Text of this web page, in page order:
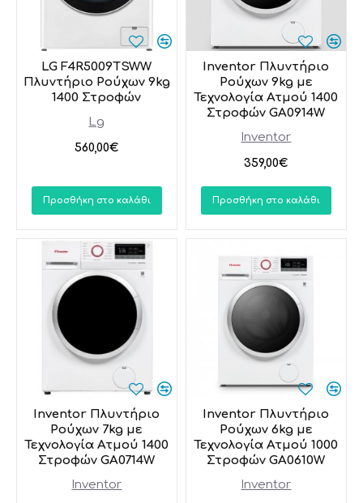
Lg
LG F4R5009TSWW
Πλυντήριο Ρούχων 9kg
1400 Στροφών
560,00€
Προσθήκη στο καλάθι
Inventor
Inventor Πλυντήριο
Ρούχων 9kg με
Τεχνολογία Ατμού 1400
Στροφών GA0914W
359,00€
Προσθήκη στο καλάθι
Inventor
Inventor Πλυντήριο
Ρούχων 7kg με
Τεχνολογία Ατμού 1400
Στροφών GA0714W
Inventor
Inventor Πλυντήριο
Ρούχων 6kg με
Τεχνολογία Ατμού 1000
Στροφών GA0610W